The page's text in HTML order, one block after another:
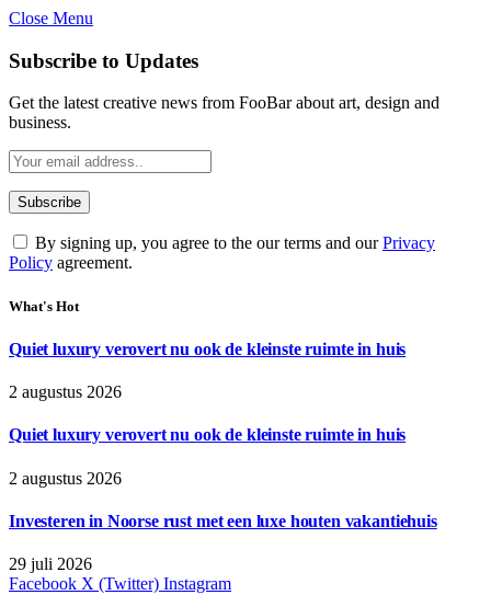
Close Menu
Subscribe to Updates
Get the latest creative news from FooBar about art, design and
business.
By signing up, you agree to the our terms and ourPrivacy
Policy agreement.
What's Hot
Quiet luxury verovert nu ook de kleinste ruimte in huis
2 augustus 2026
Quiet luxury verovert nu ook de kleinste ruimte in huis
2 augustus 2026
Investeren in Noorse rust met een luxe houten vakantiehuis
29 juli 2026
Facebook X (Twitter) Instagram